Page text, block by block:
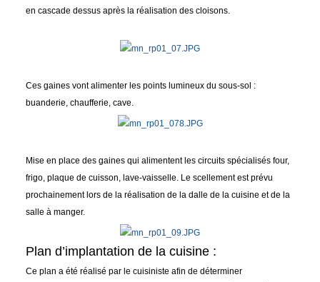
en cascade dessus après la réalisation des cloisons.
Ces gaines vont alimenter les points lumineux du sous-sol :
buanderie, chaufferie, cave.
Mise en place des gaines qui alimentent les circuits spécialisés four,
frigo, plaque de cuisson, lave-vaisselle. Le scellement est prévu
prochainement lors de la réalisation de la dalle de la cuisine et de la
salle à manger.
Plan d’implantation de la cuisine :
Ce plan a été réalisé par le cuisiniste afin de déterminer